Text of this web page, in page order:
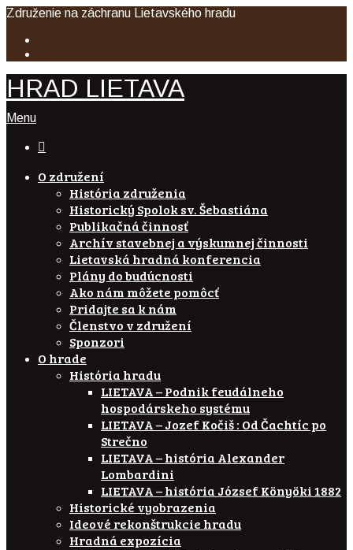
Združenie na záchranu Lietavského hradu
HRAD LIETAVA
Menu

O združení
História združenia
Historický Spolok sv. Šebastiána
Publikačná činnosť
Archív stavebnej a výskumnej činnosti
Lietavská hradná konferencia
Plány do budúcnosti
Ako nám môžete pomôcť
Pridajte sa k nám
Členstvo v združení
Sponzori
O hrade
História hradu
LIETAVA – Podnik feudálneho
hospodárskeho systému
LIETAVA – Jozef Kočiš : Od Čachtíc po
Strečno
LIETAVA – história Alexander
Lombardini
LIETAVA – história József Könyöki 1882
Historické vyobrazenia
Ideové rekonštrukcie hradu
Hradná expozícia